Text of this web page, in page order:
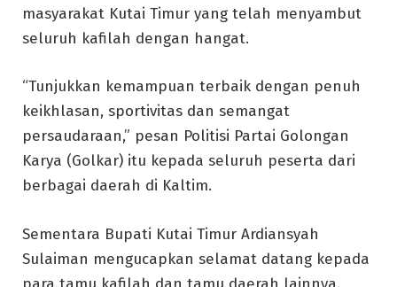
masyarakat Kutai Timur yang telah menyambut
seluruh kafilah dengan hangat.
“Tunjukkan kemampuan terbaik dengan penuh
keikhlasan, sportivitas dan semangat
persaudaraan,” pesan Politisi Partai Golongan
Karya (Golkar) itu kepada seluruh peserta dari
berbagai daerah di Kaltim.
Sementara Bupati Kutai Timur Ardiansyah
Sulaiman mengucapkan selamat datang kepada